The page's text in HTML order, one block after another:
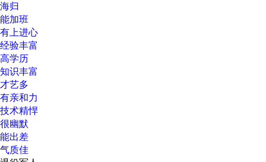
海归
能加班
有上进心
经验丰富
高学历
知识丰富
才艺多
有亲和力
技术精悍
很幽默
能出差
气质佳